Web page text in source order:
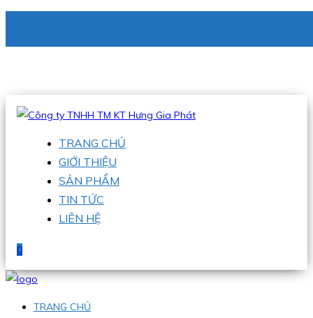
Hotline:0938 336 079
TRANG CHỦ
GIỚI THIỆU
SẢN PHẨM
TIN TỨC
LIÊN HỆ
0
TRANG CHỦ